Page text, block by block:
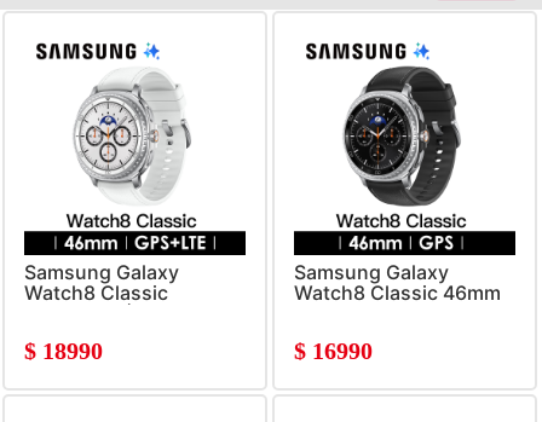
Samsung Galaxy
Watch8 Classic
LTE46mm 白
$ 18990
Samsung Galaxy
Watch8 Classic 46mm
$ 16990